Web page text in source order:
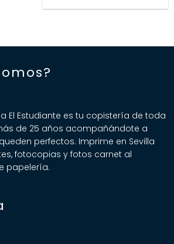
El Estudiante es tu copistería de toda
de 25 años acompañándote a
perfectos. Imprime en Sevilla
fotocopias y fotos carnet al
papelería.